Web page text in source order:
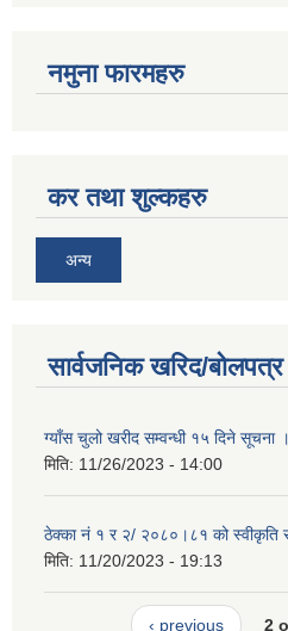
नमुना फारमहरु
कर तथा शुल्कहरु
अन्य
सार्वजनिक खरिद/
ग्याँस चुलो खरीद सम्वन्धी १५ दिने सूचना ।
मिति: 11/26/2023 - 14:00
ठेक्का नं १ र २/ २०८०।८१ को स्वीकृति
मिति: 11/20/2023 - 19:13
‹ previous 2